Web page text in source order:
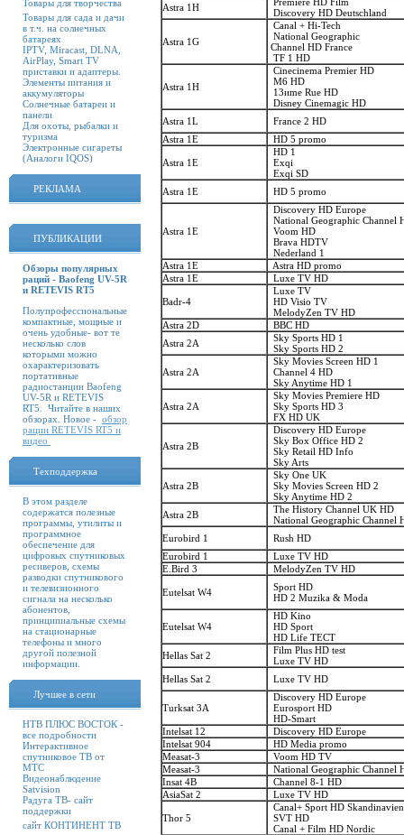
Товары для творчества
Товары для сада и дачи
в т.ч. на солнечных
батареях
IPTV, Miracast, DLNA,
AirPlay, Smart TV
приставки и адаптеры.
Элементы питания и
аккумуляторы
Солнечные батареи и
панели
Для охоты, рыбалки и
туризма
Электронные сигареты
(Аналоги IQOS)
РЕКЛАМА
ПУБЛИКАЦИИ
Обзоры популярных
раций - Baofeng UV-5R
и RETEVIS RT5
Полупрофессиональные
компактные, мощные и
очень удобные- вот те
несколько слов
которыми можно
охарактеризовать
портативные
радиостанции Baofeng
UV-5R и RETEVIS
RT5. Читайте в наших
обзорах. Новое - обзор
рации RETEVIS RT5 и
видео
Техподдержка
В этом разделе
содержатся полезные
программы, утилиты и
программное
обеспечение для
цифровых спутниковых
ресиверов, схемы
разводки спутникового
и телевизионного
сигнала на несколько
абонентов,
принципиальные схемы
на стационарные
телефоны и много
другой полезной
информации.
Лучшее в сети
НТВ ПЛЮС ВОСТОК -
все подробности
Интерактивное
спутниковое ТВ от
МТС
Видеонаблюдение
Satvision
Радуга ТВ- сайт
поддержки
сайт КОНТИНЕНТ ТВ
Astra 1H
Discovery HD Deutschland
Astra 1G
Canal + Hi-Tech
National Geographic
Channel HD France
TF 1 HD
Astra 1H
Cinecinema Premier HD
M6 HD
13иme Rue HD
Disney Cinemagic HD
Astra 1L
France 2 HD
Astra 1E
HD 5 promo
Astra 1E
HD 1
Exqi
Exqi SD
Astra 1E
HD 5 promo
Astra 1E
Discovery HD Europe
National Geographic Channel
Voom HD
Brava HDTV
Nederland 1
Astra 1E
Astra HD promo
Astra 1E
Luxe TV HD
Badr-4
Luxe TV
HD Visio TV
MelodyZen TV HD
Astra 2D
BBC HD
Astra 2A
Sky Sports HD 1
Sky Sports HD 2
Astra 2A
Sky Movies Screen HD 1
Channel 4 HD
Sky Anytime HD 1
Astra 2A
Sky Movies Premiere HD
Sky Sports HD 3
FX HD UK
Astra 2B
Discovery HD Europe
Sky Box Office HD 2
Sky Retail HD Info
Sky Arts
Astra 2B
Sky One UK
Sky Movies Screen HD 2
Sky Anytime HD 2
Astra 2B
The History Channel UK HD
National Geographic Channel
Eurobird 1
Rush HD
Eurobird 1
Luxe TV HD
E.Bird 3
MelodyZen TV HD
Eutelsat W4
Sport HD
HD 2 Muzika & Moda
Eutelsat W4
HD Kino
HD Sport
HD Life TECT
Hellas Sat 2
Film Plus HD test
Luxe TV HD
Hellas Sat 2
Luxe TV HD
Turksat 3A
Discovery HD Europe
Eurosport HD
HD-Smart
Intelsat 12
Discovery HD Europe
Intelsat 904
HD Media promo
Measat-3
Voom HD TV
Measat-3
National Geographic Channel
Insat 4B
Channel 8-1 HD
AsiaSat 2
Luxe TV HD
Thor 5
Canal+ Sport HD Skandinavien
SVT HD
Canal + Film HD Nordic